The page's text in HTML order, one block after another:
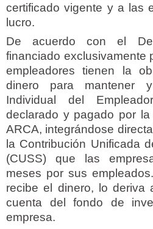
certificado vigente y a las
lucro.
De acuerdo con el
financiado exclusivamente
empleadores tienen la
dinero para mantener
Individual del
declarado y pagado por
ARCA, integrándose
la Contribución Unificada
(CUSS) que las
meses por sus
recibe el dinero, lo deriva
cuenta del fondo de
empresa.